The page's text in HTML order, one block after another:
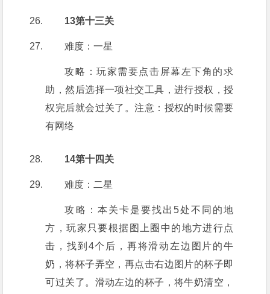
13第十三关
难度：一星
攻略：玩家需要点击屏幕左下角的求
助，然后选择一项社交工具，进行授权，授
权完后就会过关了。注意：授权的时候需要
有网络
14第十四关
难度：二星
攻略：本关卡是要找出5处不同的地
方，玩家只要根据图上圈中的地方进行点
击，找到4个后，再将滑动左边图片的牛
奶，将杯子弄空，再点击右边图片的杯子即
可过关了。滑动左边的杯子，将牛奶清空，